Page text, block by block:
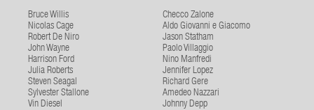
Bruce Willis
Checco Zalone
Nicolas Cage
Aldo Giovanni e Giacomo
Robert De Niro
Jason Statham
John Wayne
Paolo Villaggio
Harrison Ford
Nino Manfredi
Julia Roberts
Jennifer Lopez
Steven Seagal
Richard Gere
Sylvester Stallone
Amedeo Nazzari
Vin Diesel
Johnny Depp